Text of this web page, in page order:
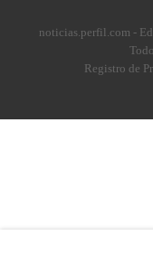
noticias.perfil.com -
Registro de